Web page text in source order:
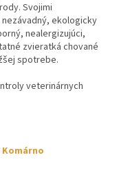
Svojimi
ekologicky
nealergizujúci,
zvieratká chované
spotrebe.
veterinárnych
Komárno